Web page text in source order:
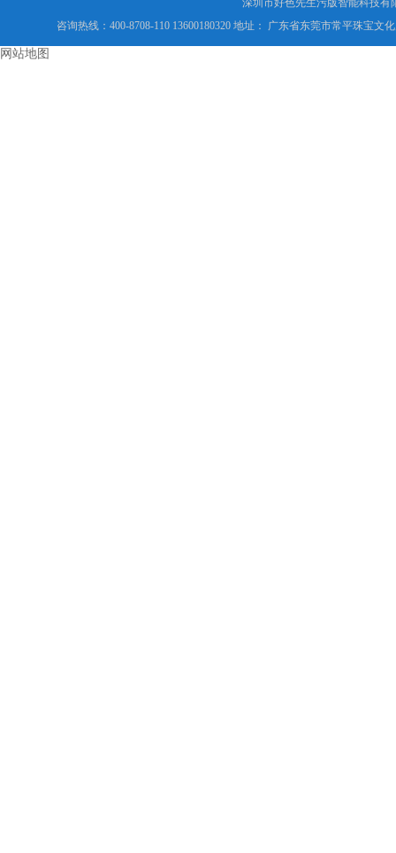
深圳市好色先生污版智能科技有
咨询热线：400-8708-110 13600180320 地址： 广东省东莞市常平珠宝文化
网站地图